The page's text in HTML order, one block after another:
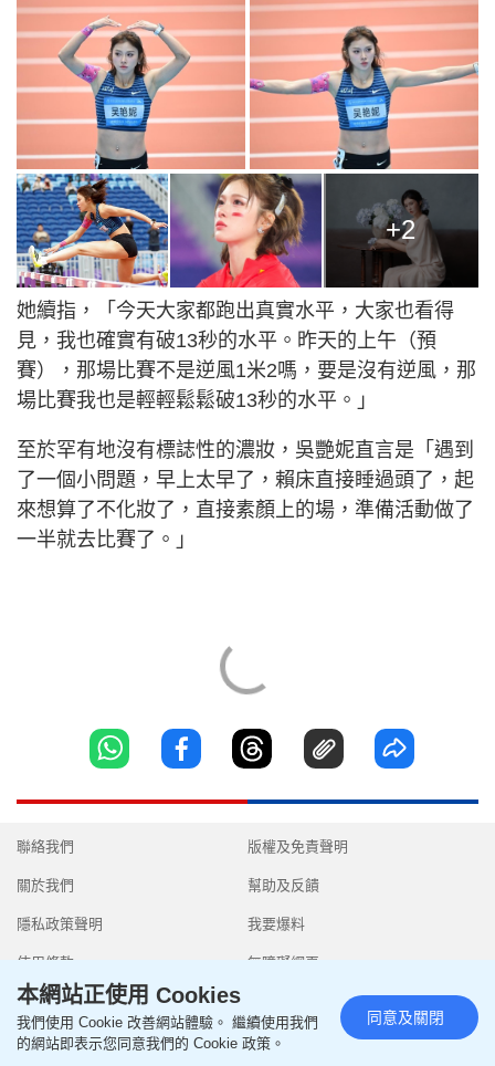
+2
她續指，「今天大家都跑出真實水平，大家也看得
見，我也確實有破13秒的水平。昨天的上午（預
賽），那場比賽不是逆風1米2嗎，要是沒有逆風，那
場比賽我也是輕輕鬆鬆破13秒的水平。」
至於罕有地沒有標誌性的濃妝，吳艷妮直言是「遇到
了一個小問題，早上太早了，賴床直接睡過頭了，起
來想算了不化妝了，直接素顏上的場，準備活動做了
一半就去比賽了。」
聯絡我們
關於我們
隱私政策聲明
使用條款
版權及免責聲明
幫助及反饋
我要爆料
無障礙網頁
Copyright © 2026 SingTao Ltd.All rights reserved.
本網站正使用 Cookies
我們使用 Cookie 改善網站體驗。 繼續使用我們
的網站即表示您同意我們的 Cookie 政策。
同意及關閉